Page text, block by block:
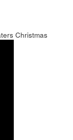
Christmas